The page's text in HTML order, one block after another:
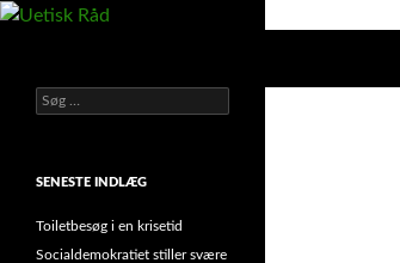
Hop
din stemme i et sygt, sygt samfund!
Søg
efter:
SENESTE INDLÆG
Toiletbesøg i en krisetid
Socialdemokratiet stiller svære